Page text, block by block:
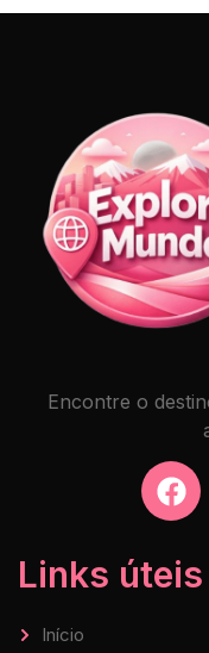
Encontre o
Links úteis
Início